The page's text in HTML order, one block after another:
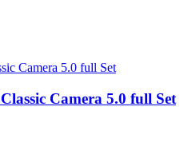
Camera 5.0 full Set